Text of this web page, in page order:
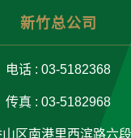
新竹总公司
电话 : 03-5182368
传真 : 03-5182968
区南港里西滨路六